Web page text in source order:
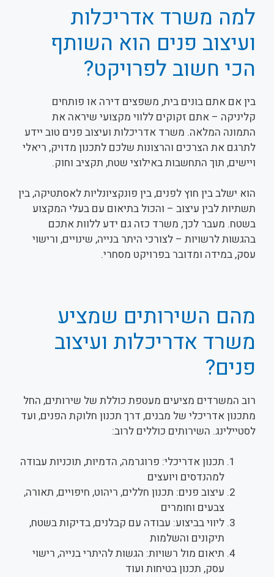
למה משרד אדריכלות
ועיצוב פנים הוא השותף
הכי חשוב לפרויקט?
בין אם אתם בונים בית, משפצים דירה או פותחים
קליניקה – אתם זקוקים ללווי מקצועי שיראה את
התמונה המלאה. משרד אדריכלות ועיצוב פנים טוב יידע
לתרגם את הצרכים והרצונות שלכם לתכנון מדויק, ריאלי
ויישים, תוך התחשבות באילוצי שטח, תקציב וחוק.
הוא ישלב בין חוץ לפנים, בין פונקציונליות לאסתטיקה, בין
תשתיות לבין עיצוב – והכול בתיאום עם בעלי המקצוע
בשטח. מעבר לכך, משרד כזה גם ידע ללוות אתכם
בהגשות לרשויות – לצורכי היתר בנייה, שינויים, ורישוי
עסק, במידה ומדובר בפרויקט מסחרי.
מהם השירותים שמציע
משרד אדריכלות ועיצוב
פנים?
רוב המשרדים מציעים מעטפת כוללת של שירותים, החל
מתכנון אדריכלי של מבנים, דרך תכנון חלוקת הפנים, ועד
לסטיילינג. השירותים כוללים לרוב:
תכנון אדריכלי: פרוגרמה, הדמיות, תוכניות עבודה
למהנדסים ויועצים
עיצוב פנים: תכנון חללים, ריהוט, חיפויים, תאורה,
צבעים וחומרים
ליווי בביצוע: עבודה עם קבלנים, בדיקות בשטח,
תיקונים והשלמות
תיאום מול רשויות: הגשות להיתרי בנייה, רישוי
עסק, תכנון בטיחות ועוד